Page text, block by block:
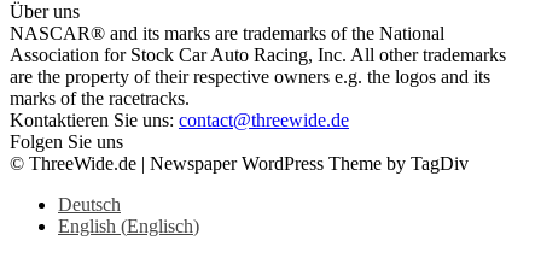
Über uns
NASCAR® and its marks are trademarks of the National
Association for Stock Car Auto Racing, Inc. All other trademarks
are the property of their respective owners e.g. the logos and its
marks of the racetracks.
Kontaktieren Sie uns: contact@threewide.de
Folgen Sie uns
© ThreeWide.de | Newspaper WordPress Theme by TagDiv
Deutsch
English (Englisch)